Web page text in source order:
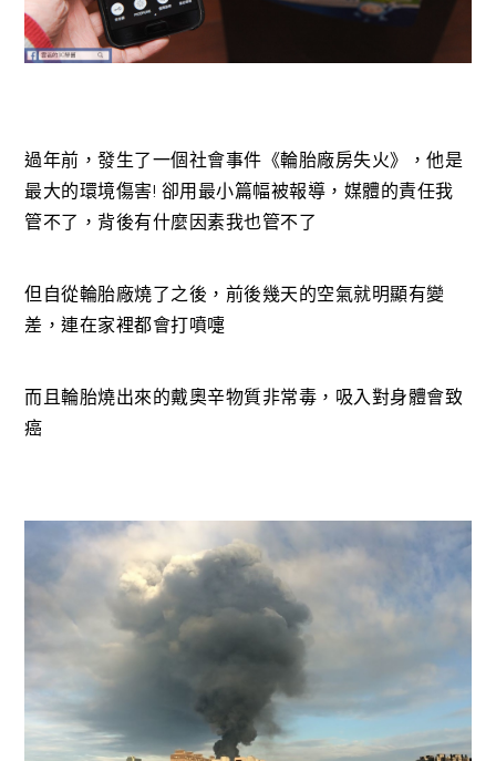
過年前，發生了一個社會事件《輪胎廠房失火》，他是
最大的環境傷害! 卻用最小篇幅被報導，媒體的責任我
管不了，背後有什麼因素我也管不了
但自從輪胎廠燒了之後，前後幾天的空氣就明顯有變
差，連在家裡都會打噴嚏
而且輪胎燒出來的戴奧辛物質非常毒，吸入對身體會致
癌